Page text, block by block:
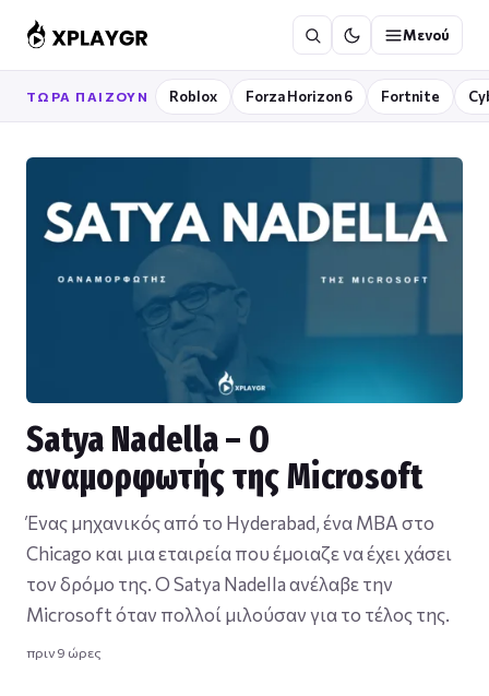
στο
περιεχόμενο
Μενού
ΤΏΡΑ ΠΑΊΖΟΥΝ Roblox Forza Horizon 6 Fortnite
Satya Nadella – Ο
αναμορφωτής της Microsoft
Ένας μηχανικός από το Hyderabad, ένα MBA στο
Chicago και μια εταιρεία που έμοιαζε να έχει χάσει
τον δρόμο της. Ο Satya Nadella ανέλαβε την
Microsoft όταν πολλοί μιλούσαν για το τέλος της.
πριν 9 ώρες